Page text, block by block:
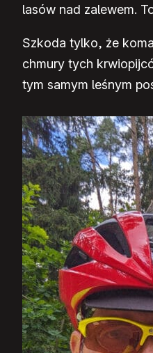
lasów nad zalewem.
Szkoda tylko, że
chmury tych
tym samym leśnym